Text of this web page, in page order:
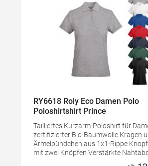
RY6618 Roly Eco Damen Polo
Poloshirtshirt Prince
Tailliertes Kurzarm-Poloshirt für
zertifizierter Bio-Baumwolle Kragen und
Ärmelbündchen aus 1x1-Rippe Knopfleiste
mit zwei Knöpfen Verstärkte Nahtabdeckung